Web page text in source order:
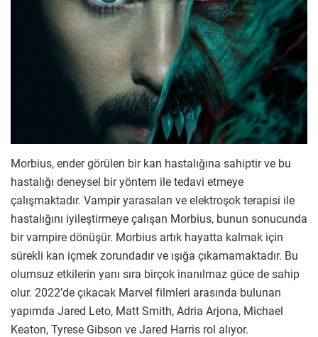
Morbius, ender görülen bir kan hastalığına sahiptir ve bu
hastalığı deneysel bir yöntem ile tedavi etmeye
çalışmaktadır. Vampir yarasaları ve elektroşok terapisi ile
hastalığını iyileştirmeye çalışan Morbius, bunun sonucunda
bir vampire dönüşür. Morbius artık hayatta kalmak için
sürekli kan içmek zorundadır ve ışığa çıkamamaktadır. Bu
olumsuz etkilerin yanı sıra birçok inanılmaz güce de sahip
olur. 2022’de çıkacak Marvel filmleri arasında bulunan
yapımda Jared Leto, Matt Smith, Adria Arjona, Michael
Keaton, Tyrese Gibson ve Jared Harris rol alıyor.